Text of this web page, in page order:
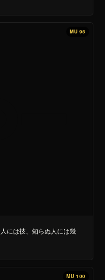
MU 95
には技、知らぬ人には幾
MU 100